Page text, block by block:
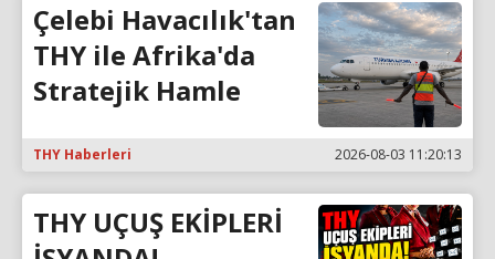
Çelebi Havacılık'tan
THY ile Afrika'da
Stratejik Hamle
THY Haberleri 2026-08-03 11:20:13
THY UÇUŞ EKİPLERİ